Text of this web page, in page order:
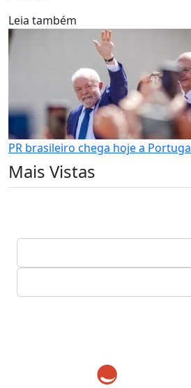
Leia também
PR brasileiro chega hoje a
Mais Vistas